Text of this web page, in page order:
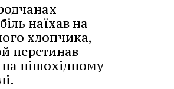
наїхав на
хлопчика,
перетинав
пішохідному